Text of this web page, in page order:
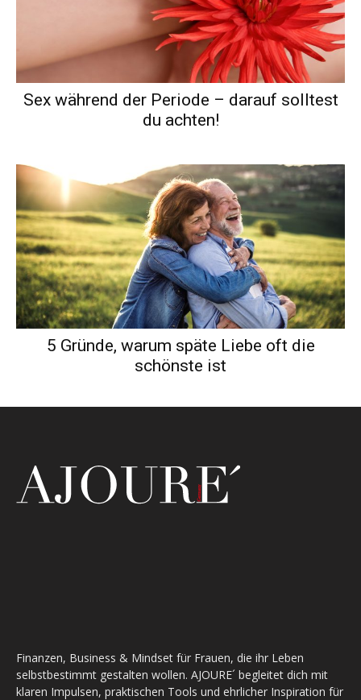
Sex während der Periode – darauf solltest
du achten!
5 Gründe, warum späte Liebe oft die
schönste ist
Finanzen, Business & Mindset für Frauen, die ihr Leben
selbstbestimmt gestalten wollen. AJOURE´ begleitet dich mit
klaren Impulsen, praktischen Tools und ehrlicher Inspiration für